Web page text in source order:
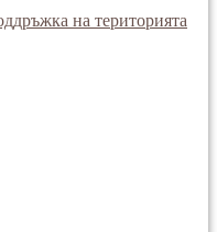
на територията